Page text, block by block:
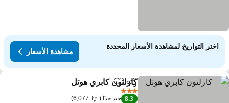
اختر التواريخ لمشاهدة الأسعار المحددة
مشاهدة الأسعار
مشاركةAdd to favorites
كارلتون كابري هوتل
8.3 جيد جدًا
6,077